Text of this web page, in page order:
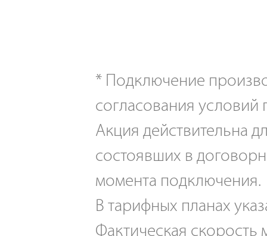
* Подключение
согласования
Акция действительна
состоявших в
момента подключения.
В тарифных планах
Фактическая скорость